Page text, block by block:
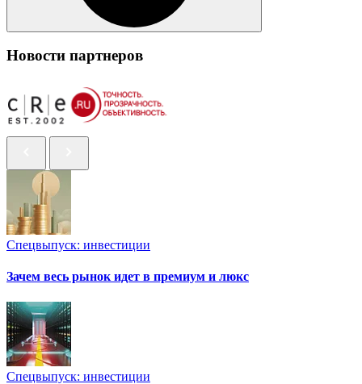
Новости партнеров
Спецвыпуск: инвестиции
Зачем весь рынок идет в премиум и люкс
Спецвыпуск: инвестиции